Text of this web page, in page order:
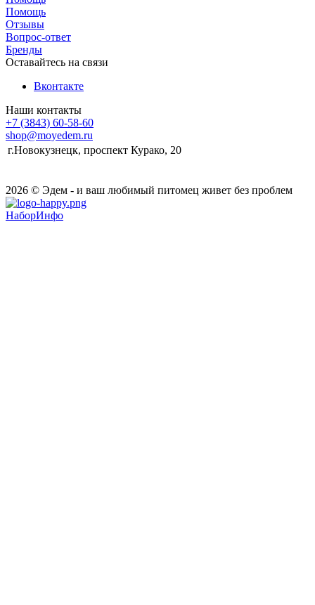
Помощь
Отзывы
Вопрос-ответ
Бренды
Оставайтесь на связи
Вконтакте
Наши контакты
+7 (3843) 60-58-60
shop@moyedem.ru
г.Новокузнецк, проспект Курако, 20
2026 © Эдем - и ваш любимый питомец живет без проблем
НаборИнфо